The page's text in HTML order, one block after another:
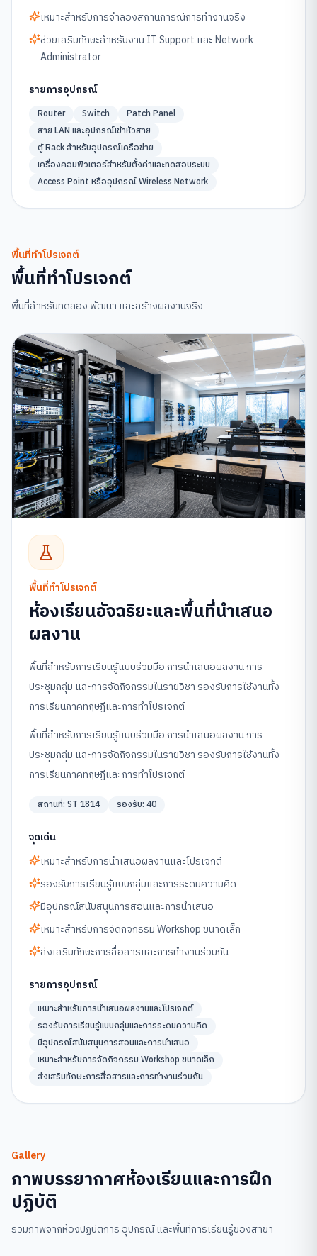
เหมาะสำหรับการจำลองสถานการณ์การทำงานจริง
ช่วยเสริมทักษะสำหรับงาน IT Support และ Network
Administrator
รายการอุปกรณ์
Router Switch
Patch Panel
สาย LAN และอุปกรณ์เข้าหัวสาย
ตู้ Rack สำหรับอุปกรณ์เครือข่าย
เครื่องคอมพิวเตอร์สำหรับตั้งค่าและทดสอบระบบ
Access Point หรืออุปกรณ์ Wireless Network
พื้นที่ทำโปรเจกต์
พื้นที่ทำโปรเจกต์
พื้นที่สำหรับทดลอง พัฒนา และสร้างผลงานจริง
พื้นที่ทำโปรเจกต์
ห้องเรียนอัจฉริยะและพื้นที่นำเสนอ
ผลงาน
พื้นที่สำหรับการเรียนรู้แบบร่วมมือ การนำเสนอผลงาน การ
ประชุมกลุ่ม และการจัดกิจกรรมในรายวิชา รองรับการใช้งานทั้ง
การเรียนภาคทฤษฎีและการทำโปรเจกต์
พื้นที่สำหรับการเรียนรู้แบบร่วมมือ การนำเสนอผลงาน การ
ประชุมกลุ่ม และการจัดกิจกรรมในรายวิชา รองรับการใช้งานทั้ง
การเรียนภาคทฤษฎีและการทำโปรเจกต์
สถานที่: ST 1814 รองรับ: 40
จุดเด่น
เหมาะสำหรับการนำเสนอผลงานและโปรเจกต์
รองรับการเรียนรู้แบบกลุ่มและการระดมความคิด
มีอุปกรณ์สนับสนุนการสอนและการนำเสนอ
เหมาะสำหรับการจัดกิจกรรม Workshop ขนาดเล็ก
ส่งเสริมทักษะการสื่อสารและการทำงานร่วมกัน
รายการอุปกรณ์
เหมาะสำหรับการนำเสนอผลงานและโปรเจกต์
รองรับการเรียนรู้แบบกลุ่มและการระดมความคิด
มีอุปกรณ์สนับสนุนการสอนและการนำเสนอ
เหมาะสำหรับการจัดกิจกรรม Workshop ขนาดเล็ก
ส่งเสริมทักษะการสื่อสารและการทำงานร่วมกัน
Gallery
ภาพบรรยากาศห้องเรียนและการฝึก
ปฏิบัติ
รวมภาพจากห้องปฏิบัติการ อุปกรณ์ และพื้นที่การเรียนรู้ของสาขา